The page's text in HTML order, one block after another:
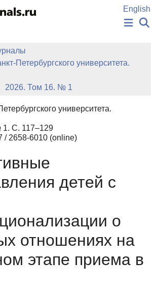
содержанию
English
НОВОСТИ
ИЗДАНИЯ
АВТОРЫ
БАЗА ЗНАНИЙ
КЛЮЧЕВЫЕ СЛОВА
Петербургского университета.
2026. Том 16. № 1
университета.
С. 117–129
/ 2658-6010 (online)
детей с
о
отношениях на
этапе приема в